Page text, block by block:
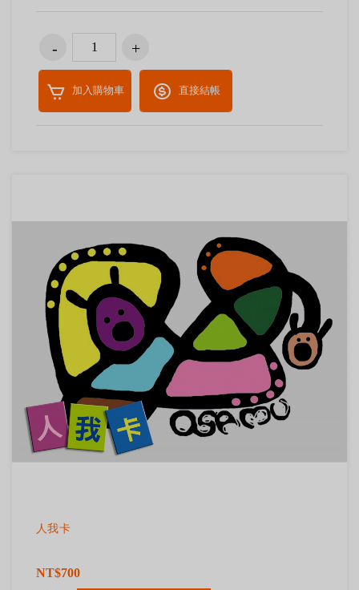
加入購物車 直接結帳
人我卡
NT$700